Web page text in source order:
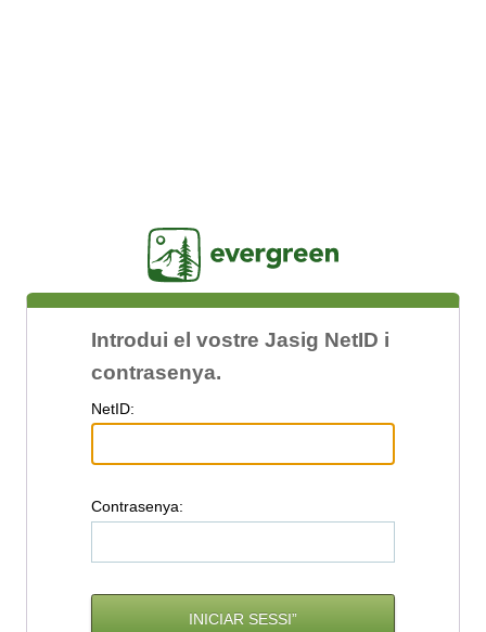
Introdui el vostre Jasig NetID i
contrasenya.
NetID:
Contrasenya: